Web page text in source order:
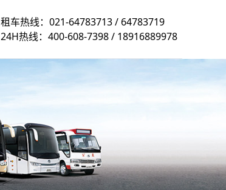
租车热线： 021-64783713/ 64783719
24H热线： 400-608-7398/ 18916889978